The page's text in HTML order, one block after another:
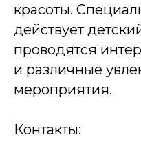
красоты.
действует
проводятся
и различные
мероприятия.
Контакты: